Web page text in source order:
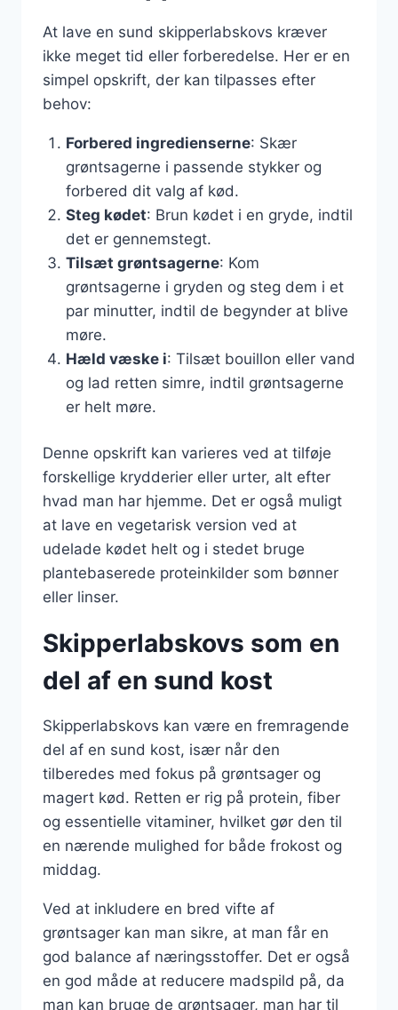
At lave en sund skipperlabskovs kræver
ikke meget tid eller forberedelse. Her er en
simpel opskrift, der kan tilpasses efter
behov:
Forbered ingredienserne: Skær
grøntsagerne i passende stykker og
forbered dit valg af kød.
Steg kødet: Brun kødet i en gryde, indtil
det er gennemstegt.
Tilsæt grøntsagerne: Kom
grøntsagerne i gryden og steg dem i et
par minutter, indtil de begynder at blive
møre.
Hæld væske i: Tilsæt bouillon eller vand
og lad retten simre, indtil grøntsagerne
er helt møre.
Denne opskrift kan varieres ved at tilføje
forskellige krydderier eller urter, alt efter
hvad man har hjemme. Det er også muligt
at lave en vegetarisk version ved at
udelade kødet helt og i stedet bruge
plantebaserede proteinkilder som bønner
eller linser.
Skipperlabskovs som en
del af en sund kost
Skipperlabskovs kan være en fremragende
del af en sund kost, især når den
tilberedes med fokus på grøntsager og
magert kød. Retten er rig på protein, fiber
og essentielle vitaminer, hvilket gør den til
en nærende mulighed for både frokost og
middag.
Ved at inkludere en bred vifte af
grøntsager kan man sikre, at man får en
god balance af næringsstoffer. Det er også
en god måde at reducere madspild på, da
man kan bruge de grøntsager, man har til